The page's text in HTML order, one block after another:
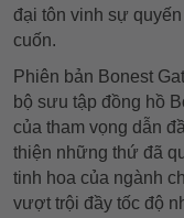
đại tôn vinh sự
cuốn.
Phiên bản Bonest
bộ sưu tập đồng hồ
của tham vọng dẫn
thiện những thứ đã
tinh hoa của ngành
vượt trội đầy tốc độ